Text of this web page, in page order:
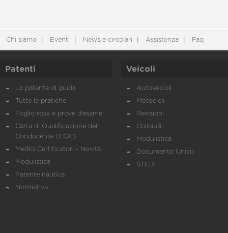
Chi siamo Eventi News e circolari Assistenza Faq
Patenti
La patente di guida
Tutte le pratiche
Foglio rosa e prove d’esame
Carta di Qualificazione del
Conducente (CQC)
Medici Certificatori - Novità
Modulistica
Patente nautica
Normativa
Veicoli
Autoveicoli
Motocicli
Revisioni
Collaudi
Modulistica
Documento Unico
STED